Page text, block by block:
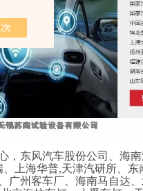
东风汽车股份公司、海
上海华普,天津汽研所、东
州客车厂、海南马自达